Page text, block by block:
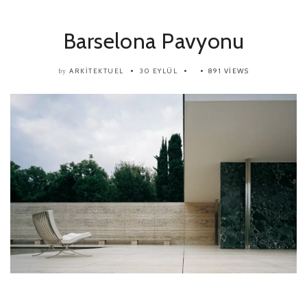
Barselona Pavyonu
by ARKITEKTUEL 30 EYLÜL 891 VIEWS